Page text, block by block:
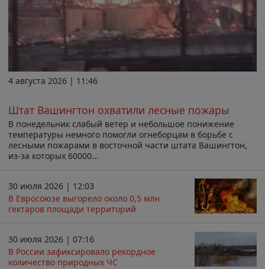
4 августа 2026 | 11:46
Штат Вашингтон охватили лесные пожары
В понедельник слабый ветер и небольшое понижение
температуры немного помогли огнеборцам в борьбе с
лесными пожарами в восточной части штата Вашингтон,
из-за которых 60000...
30 июля 2026 | 12:03
В Евросоюзе выгорело около 0,5 млн
гектаров площади территорий
30 июля 2026 | 07:16
В России зафиксировало рекордное
количество природных ЧС